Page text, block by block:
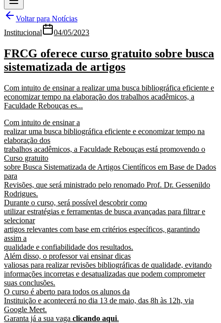
Voltar para Notícias
Institucional
04/05/2023
FRCG oferece curso gratuito sobre busca
sistematizada de artigos
Com intuito de ensinar a realizar uma busca bibliográfica eficiente e
economizar tempo na elaboração dos trabalhos acadêmicos, a
Faculdade Rebouças es...
Com intuito de ensinar a
realizar uma busca bibliográfica eficiente e economizar tempo na
elaboração dos
trabalhos acadêmicos, a Faculdade Rebouças está promovendo o
Curso gratuito
sobre Busca Sistematizada de Artigos Científicos em Base de Dados
para
Revisões, que será ministrado pelo renomado Prof. Dr. Gessenildo
Rodrigues.
Durante o curso, será possível descobrir como
utilizar estratégias e ferramentas de busca avançadas para filtrar e
selecionar
artigos relevantes com base em critérios específicos, garantindo
assim a
qualidade e confiabilidade dos resultados.
Além disso, o professor vai ensinar dicas
valiosas para realizar revisões bibliográficas de qualidade, evitando
informações incorretas e desatualizadas que podem comprometer
suas conclusões.
O curso é aberto para todos os alunos da
Instituição e acontecerá no dia 13 de maio, das 8h às 12h, via
Google Meet.
Garanta já a sua vaga clicando aqui.